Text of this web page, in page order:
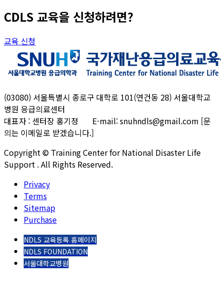
CDLS 교육을 신청하려면?
교육 신청
(03080) 서울특별시 종로구 대학로 101(연건동 28) 서울대학교
병원 응급의료센터
대표자 : 센터장 홍기정 E-mail: snuhndls@gmail.com [문
의는 이메일로 받겠습니다.]
Copyright © Training Center for National Disaster Life
Support . All Rights Reserved.
Privacy
Terms
Sitemap
Purchase
NDLS 교육등록 홈페이지
NDLS FOUNDATION
서울대학교병원